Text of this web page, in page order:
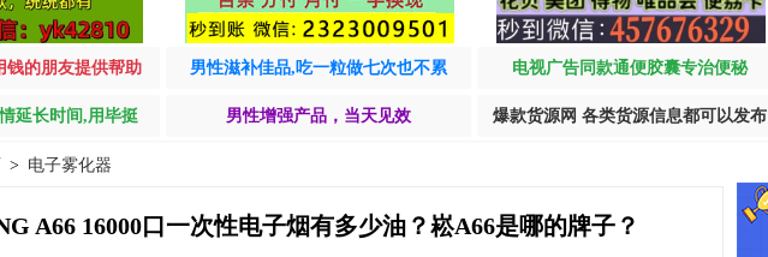
钱的朋友提供帮助 男性滋补佳品,吃一粒做七次也不累 电视广告同款通便胶囊专治便秘
延长时间,用毕挺 男性增强产品，当天见效 爆款货源网 各类货源信息都可以发布
> 电子雾化器
A66 16000口一次性电子烟有多少油？崧A66是哪的牌子？